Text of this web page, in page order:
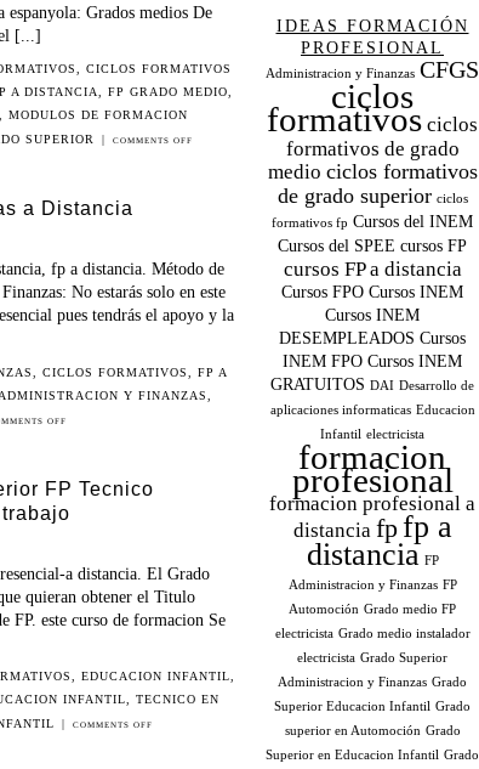
espanyola: Grados medios De
[...]
CICLOS FORMATIVOS
A DISTANCIA FP GRADO MEDIO
MODULOS DE FORMACION
SUPERIOR | COMMENTS OFF
a Distancia
fp a distancia. Método de
No estarás solo en este
pues tendrás el apoyo y la
CICLOS FORMATIVOS
FP A
Y FINANZAS
OFF
FP Tecnico
a distancia. El Grado
quieran obtener el Titulo
FP. este curso de formacion Se
,EDUCACION INFANTIL,
INFANTIL, TECNICO EN
| COMMENTS OFF
IDEAS FORMACIÓN
PROFESIONAL
Administracion y Finanzas CFGS
ciclos
formativos ciclos
formativos de grado
medio ciclos formativos
de grado superior ciclos
formativos fp Cursos del INEM
Cursos del SPEE cursos FP
cursos FP a distancia
Cursos FPO Cursos INEM
Cursos INEM
DESEMPLEADOS Cursos
INEM FPO Cursos INEM
GRATUITOS DAI Desarrollo de
aplicaciones informaticas Educacion
Infantil electricista
formacion
profesional
formacion profesional a
distancia fpfp a
distancia FP
Administracion y Finanzas FP
Automoción Grado medio FP
electricista Grado medio instalador
electricista Grado Superior
Administracion y Finanzas Grado
Superior Educacion Infantil Grado
superior en Automoción Grado
Superior en Educacion Infantil Grado